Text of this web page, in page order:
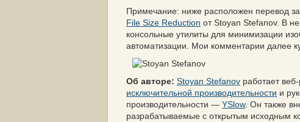
Примечание: ниже расположен перевод
File Size Reduction от Stoyan Stefanov. В
консольные утилиты для минимизации
автоматизации. Мои комментарии далее
Об авторе: Stoyan Stefanov работает
исключительной производительности и
производительности — YSlow. Он также
разрабатываемые с открытым исходным